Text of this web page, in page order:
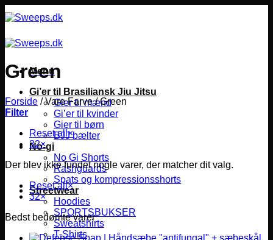
til
Menu
Gi’er til Brasiliansk Jiu Jitsu
Gier til mænd
Gi’er til kvinder
Gier til børn
BJJ bælter
No-gi
No Gi Shorts
Rashguards
Spats og kompressionsshorts
Streetwear
Hoodies
SPORTSBUKSER
Sweatshirts
T-Shirts
Green
Forside /Vare Farve/Green
Filter
Reset all×
32×
Der blev ikke fundet nogle varer, der matcher dit valg.
Reset all×
32×
Bedst bedømte varer